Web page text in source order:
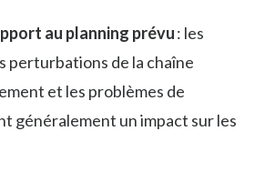
au planning prévu: les
perturbations de la chaîne
et les problèmes de
généralement un impact sur les